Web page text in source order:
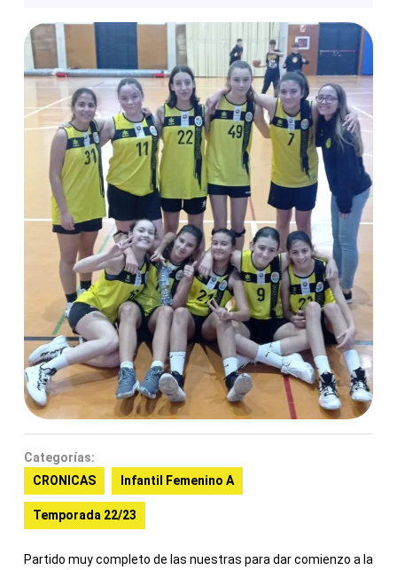
Categorías:
CRONICAS
Infantil Femenino A
Temporada 22/23
Partido muy completo de las nuestras para dar comienzo a la